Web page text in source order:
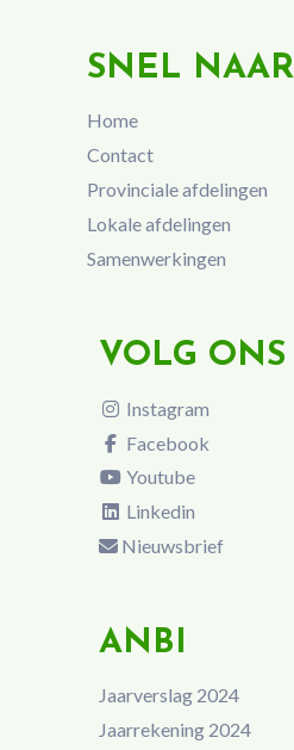
SNEL NAAR
Home
Contact
Provinciale afdelingen
Lokale afdelingen
Samenwerkingen
VOLG ONS
Instagram
Facebook
Youtube
Linkedin
Nieuwsbrief
ANBI
Jaarverslag 2024
Jaarrekening 2024